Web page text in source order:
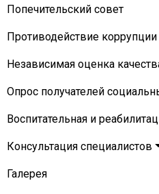
Попечительский совет
Противодействие коррупции
Независимая оценка
Опрос получателей
Воспитательная и
Консультация специалистов
Галерея